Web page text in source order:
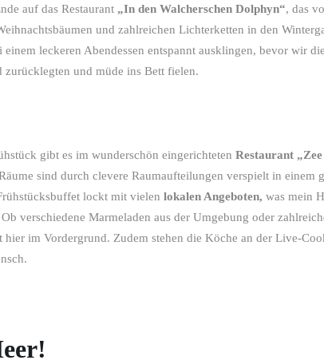
auf das Restaurant „In den Walcherschen Dolphyn“, das
und zahlreichen Lichterketten in den
einem leckeren Abendessen entspannt ausklingen, bevor wir
zurücklegten und müde ins Bett fielen.
gibt es im wunderschön eingerichteten Restaurant
sind durch clevere Raumaufteilungen verspielt in einem
lockt mit vielen lokalen Angeboten, was mein
Ob verschiedene Marmeladen aus der Umgebung oder
hier im Vordergrund. Zudem stehen die Köche an der Live-